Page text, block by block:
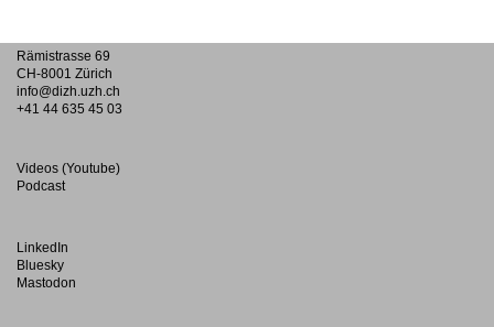
Rämistrasse 69
CH-8001 Zürich
info@dizh.uzh.ch
+41 44 635 45 03
Videos (Youtube)
Podcast
LinkedIn
Bluesky
Mastodon